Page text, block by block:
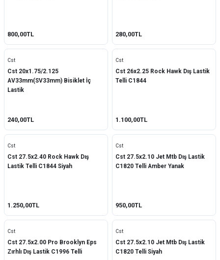
800,00TL 280,00TL
Cst
Cst 20x1.75/2.125
AV33mm(SV33mm) Bisiklet İç
Lastik
240,00TL
Cst
Cst 26x2.25 Rock Hawk Dış Lastik
Telli C1844
1.100,00TL
Cst
Cst 27.5x2.40 Rock Hawk Dış
Lastik Telli C1844 Siyah
1.250,00TL
Cst
Cst 27.5x2.10 Jet Mtb Dış Lastik
C1820 Telli Amber Yanak
950,00TL
Cst
Cst 27.5x2.00 Pro Brooklyn Eps
Zırhlı Dış Lastik C1996 Telli
Cst
Cst 27.5x2.10 Jet Mtb Dış Lastik
C1820 Telli Siyah